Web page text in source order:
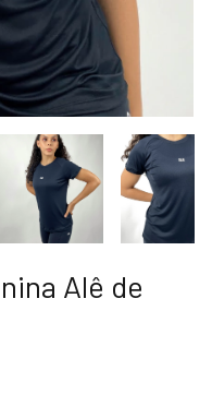
Alê de